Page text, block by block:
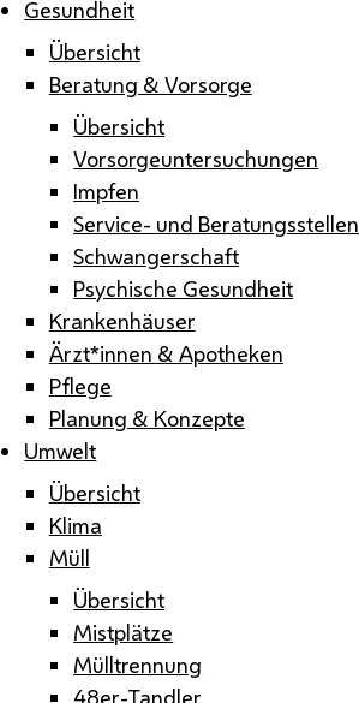
Gesundheit
Übersicht
Beratung & Vorsorge
Übersicht
Vorsorgeuntersuchungen
Impfen
Service- und Beratungsstellen
Schwangerschaft
Psychische Gesundheit
Krankenhäuser
Ärzt*innen & Apotheken
Pflege
Planung & Konzepte
Umwelt
Übersicht
Klima
Müll
Übersicht
Mistplätze
Mülltrennung
48er-Tandler